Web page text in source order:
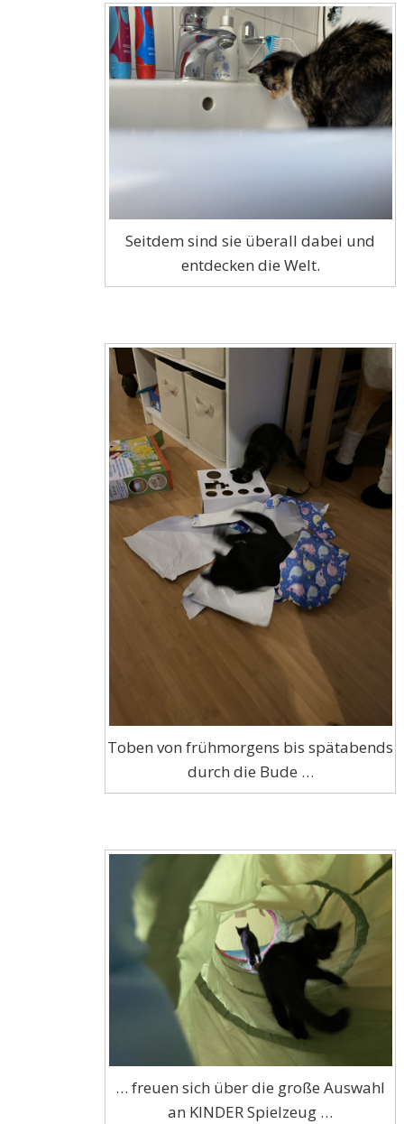
Seitdem sind sie überall dabei und
entdecken die Welt.
Toben von frühmorgens bis spätabends
durch die Bude …
… freuen sich über die große Auswahl
an KINDER Spielzeug …